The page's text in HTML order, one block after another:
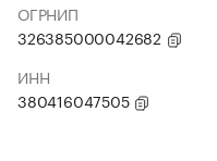
ОГРНИП
326385000042682
ИНН
380416047505